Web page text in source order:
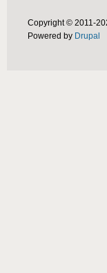
Copyright © 2011-
Powered by Drupal